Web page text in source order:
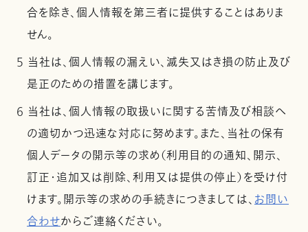
合を除き、個人情報を第三者に提供することはありま
せん。
5 当社は、個人情報の漏えい、滅失又はき損の防止及び
是正のための措置を講じます。
6 当社は、個人情報の取扱いに関する苦情及び相談へ
の適切かつ迅速な対応に努めます。また、当社の保有
個人データの開示等の求め（利用目的の通知、開示、
訂正・追加又は削除、利用又は提供の停止）を受け付
けます。開示等の求めの手続きにつきましては、お問い
合わせからご連絡ください。